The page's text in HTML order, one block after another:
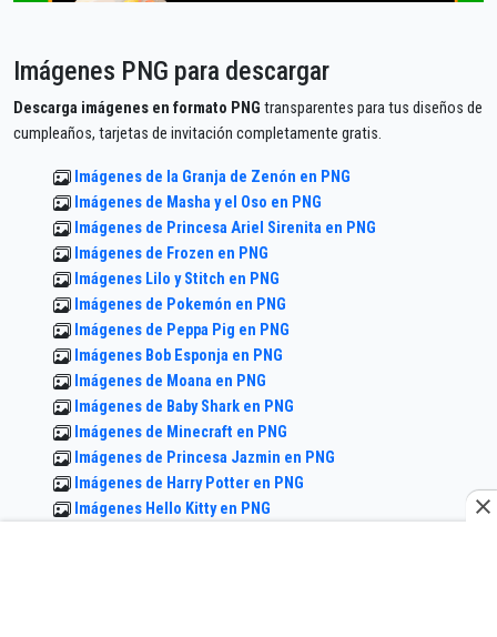
Imágenes PNG para descargar
Descarga imágenes en formato PNG transparentes para tus diseños de
cumpleaños, tarjetas de invitación completamente gratis.
Imágenes de la Granja de Zenón en PNG
Imágenes de Masha y el Oso en PNG
Imágenes de Princesa Ariel Sirenita en PNG
Imágenes de Frozen en PNG
Imágenes Lilo y Stitch en PNG
Imágenes de Pokemón en PNG
Imágenes de Peppa Pig en PNG
Imágenes Bob Esponja en PNG
Imágenes de Moana en PNG
Imágenes de Baby Shark en PNG
Imágenes de Minecraft en PNG
Imágenes de Princesa Jazmin en PNG
Imágenes de Harry Potter en PNG
Imágenes Hello Kitty en PNG